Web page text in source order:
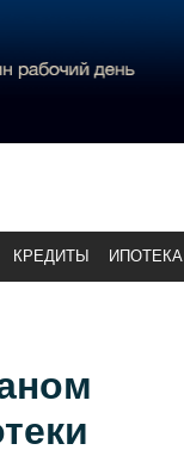
КРЕДИТЫ ИПОТЕКА